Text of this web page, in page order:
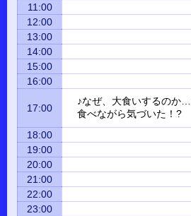
11:00
12:00
13:00
14:00
15:00
16:00
17:00
♪なぜ、大食いするのか
食べながら気づいた！?
18:00
19:00
20:00
21:00
22:00
23:00